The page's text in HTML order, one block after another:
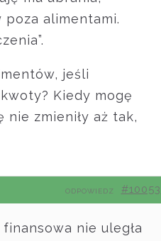
alimentami.
jeśli
Kiedy mogę
zmieniły aż tak,
#10053
ODPOWIEDZ
nie uległa